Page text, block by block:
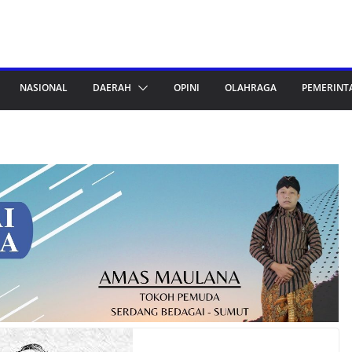
NASIONAL DAERAH OPINI OLAHRAGA